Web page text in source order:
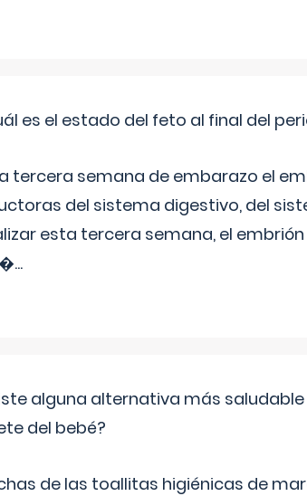
es el estado del feto al final del
tercera semana de embarazo el
del sistema digestivo, del
esta tercera semana, el
...
alguna alternativa más
del bebé?
de las toallitas higiénicas de